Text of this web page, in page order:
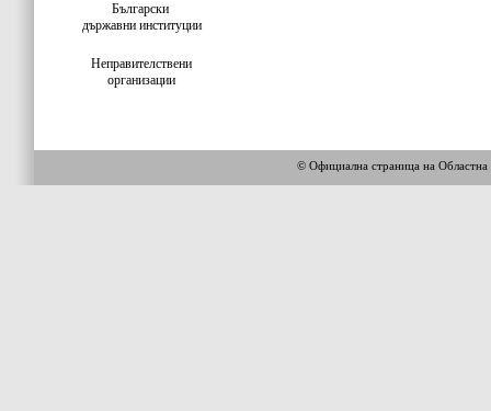
Български
държавни институции
Неправителствени
организации
© Официална страница на